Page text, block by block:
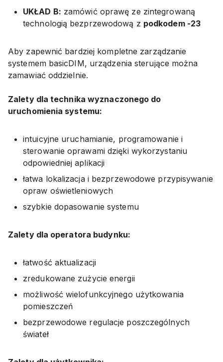
UKŁAD B: zamówić oprawę ze zintegrowaną
technologią bezprzewodową z podkodem -23
Aby zapewnić bardziej kompletne zarządzanie
systemem basicDIM, urządzenia sterujące można
zamawiać oddzielnie.
Zalety dla technika wyznaczonego do
uruchomienia systemu:
intuicyjne uruchamianie, programowanie i
sterowanie oprawami dzięki wykorzystaniu
odpowiedniej aplikacji
łatwa lokalizacja i bezprzewodowe przypisywanie
opraw oświetleniowych
szybkie dopasowanie systemu
Zalety dla operatora budynku:
łatwość aktualizacji
zredukowane zużycie energii
możliwość wielofunkcyjnego użytkowania
pomieszczeń
bezprzewodowe regulacje poszczególnych
świateł